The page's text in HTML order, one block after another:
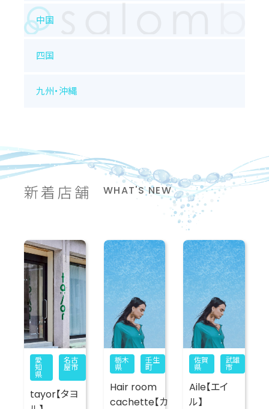
中国
四国
九州・沖縄
WHAT'S NEW
新着店舗
愛
知
県
名古
屋市
tayor【タヨ
栃木
県
壬生
町
Hair room
cachette【カ
佐賀
県
武雄
市
Aile【エイ
ル】